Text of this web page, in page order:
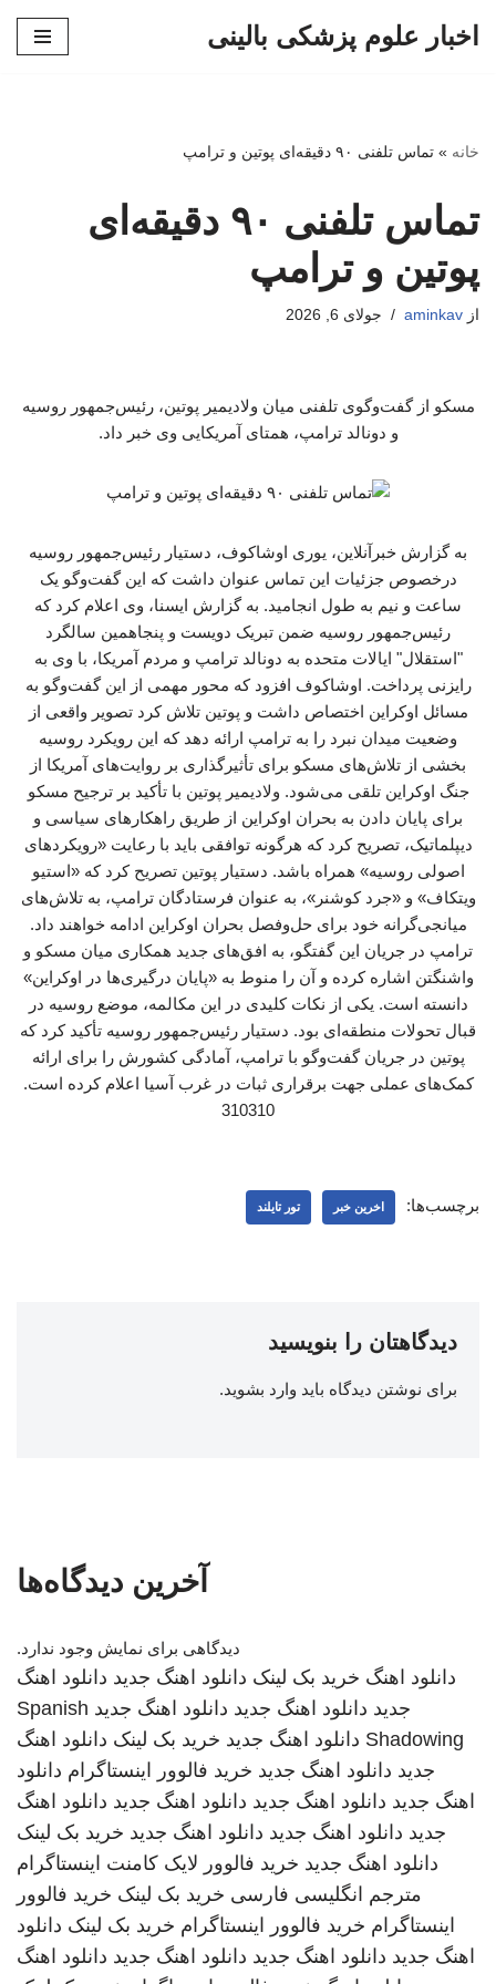
اخبار علوم پزشکی بالینی
خانه » تماس تلفنی ۹۰ دقیقه‌ای پوتین و ترامپ
تماس تلفنی ۹۰ دقیقه‌ای
پوتین و ترامپ
از aminkav جولای 6, 2026
مسکو از گفت‌وگوی تلفنی میان ولادیمیر پوتین، رئیس‌جمهور روسیه
و دونالد ترامپ، همتای آمریکایی وی خبر داد.
به گزارش خبرآنلاین، یوری اوشاکوف، دستیار رئیس‌جمهور روسیه
درخصوص جزئیات این تماس عنوان داشت که این گفت‌وگو یک
ساعت و نیم به طول انجامید. به گزارش ایسنا، وی اعلام کرد که
رئیس‌جمهور روسیه ضمن تبریک دویست و پنجاهمین سالگرد
"استقلال" ایالات متحده به دونالد ترامپ و مردم آمریکا، با وی به
رایزنی پرداخت. اوشاکوف افزود که محور مهمی از این گفت‌وگو به
مسائل اوکراین اختصاص داشت و پوتین تلاش کرد تصویر واقعی از
وضعیت میدان نبرد را به ترامپ ارائه دهد که این رویکرد روسیه
بخشی از تلاش‌های مسکو برای تأثیرگذاری بر روایت‌های آمریکا از
جنگ اوکراین تلقی می‌شود. ولادیمیر پوتین با تأکید بر ترجیح مسکو
برای پایان دادن به بحران اوکراین از طریق راهکارهای سیاسی و
دیپلماتیک، تصریح کرد که هرگونه توافقی باید با رعایت «رویکردهای
اصولی روسیه» همراه باشد. دستیار پوتین تصریح کرد که «استیو
ویتکاف» و «جرد کوشنر»، به عنوان فرستادگان ترامپ، به تلاش‌های
میانجی‌گرانه خود برای حل‌وفصل بحران اوکراین ادامه خواهند داد.
ترامپ در جریان این گفتگو، به افق‌های جدید همکاری میان مسکو و
واشنگتن اشاره کرده و آن را منوط به «پایان درگیری‌ها در اوکراین»
دانسته است. یکی از نکات کلیدی در این مکالمه، موضع روسیه در
قبال تحولات منطقه‌ای بود. دستیار رئیس‌جمهور روسیه تأکید کرد که
پوتین در جریان گفت‌وگو با ترامپ، آمادگی کشورش را برای ارائه
کمک‌های عملی جهت برقراری ثبات در غرب آسیا اعلام کرده است.
310310
برچسب‌ها: اخرین خبر تور تایلند
دیدگاهتان را بنویسید
برای نوشتن دیدگاه باید وارد بشوید.
آخرین دیدگاه‌ها
دیدگاهی برای نمایش وجود ندارد.
دانلود اهنگ خرید بک لینک دانلود اهنگ جدید دانلود اهنگ
جدید دانلود اهنگ جدید دانلود اهنگ جدید Spanish
Shadowing دانلود اهنگ جدید خرید بک لینک دانلود اهنگ
جدید دانلود اهنگ جدید خرید فالوور اینستاگرام دانلود
اهنگ جدید دانلود اهنگ جدید دانلود اهنگ جدید دانلود اهنگ
جدید دانلود اهنگ جدید دانلود اهنگ جدید خرید بک لینک
دانلود اهنگ جدید خرید فالوور لایک کامنت اینستاگرام
مترجم انگلیسی فارسی خرید بک لینک خرید فالوور
اینستاگرام خرید فالوور اینستاگرام خرید بک لینک دانلود
اهنگ جدید دانلود اهنگ جدید دانلود اهنگ جدید دانلود اهنگ